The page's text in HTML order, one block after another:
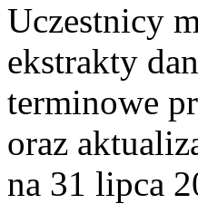
Uczestnicy
ekstrakty
terminowe
oraz
na 31 lipca